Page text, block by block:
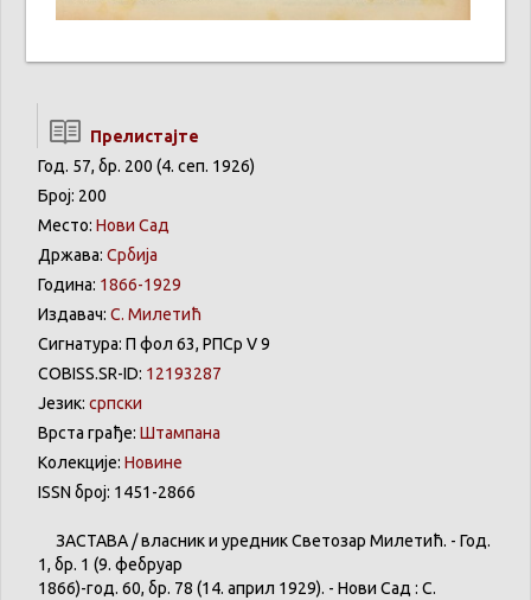
Прелистајте
Год. 57, бр. 200 (4. сеп. 1926)
Број: 200
Место: Нови Сад
Држава: Србија
Година: 1866-1929
Издавач: С. Милетић
Сигнатура: П фол 63, РПСр V 9
COBISS.SR-ID: 12193287
Језик: српски
Врста грађе: Штампана
Колекције: Новине
ISSN број: 1451-2866
ЗАСТАВА /власники уредникСветозар Милетић. - Год.
1, бр. 1 (9. фебруар
1866)-год. 60, бр. 78 (14. април 1929). - Нови Сад : С.